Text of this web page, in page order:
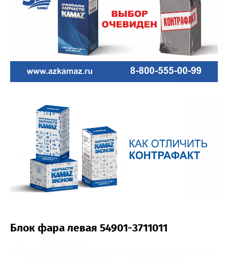
Блок фара левая 54901-3711011